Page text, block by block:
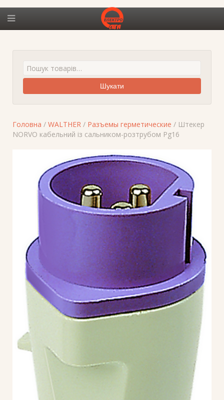
Шукати
Головна / WALTHER / Разъемы герметические / Штекер
NORVO кабельний із сальником-розтрубом Pg16